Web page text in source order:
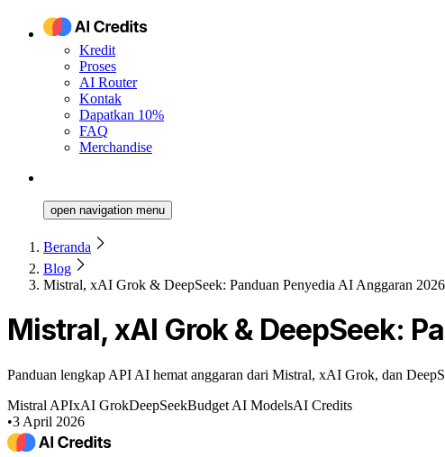
Kredit
Proses
AI Router
Kontak
Dapatkan 10%
FAQ
Merchandise
open navigation menu
Beranda
Blog
Mistral, xAI Grok & DeepSeek: Panduan Penyedia AI Anggaran 2026
Mistral, xAI Grok & DeepSeek:
Panduan lengkap API AI hemat anggaran dari Mistral, xAI Grok, dan
Mistral APIxAI GrokDeepSeekBudget AI ModelsAI Credits
•3 April 2026